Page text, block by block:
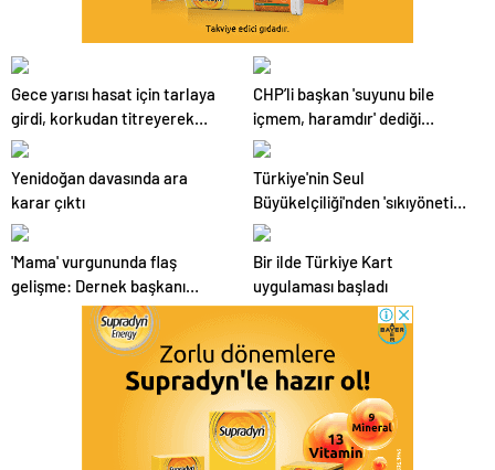
Gece yarısı hasat için tarlaya
girdi, korkudan titreyerek
çıktı
CHP’li başkan 'suyunu bile
içmem, haramdır' dediği
AKP’ye geçti
Yenidoğan davasında ara
karar çıktı
Türkiye'nin Seul
Büyükelçiliği'nden 'sıkıyönetim'
açıklaması
'Mama' vurgununda flaş
gelişme: Dernek başkanı
Buket Özgünlü tutuklandı
Bir ilde Türkiye Kart
uygulaması başladı